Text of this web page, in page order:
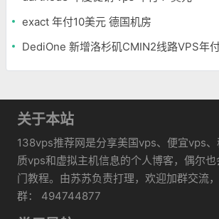
exact 年付10美元 德国机房
关于本站
138vps推荐网是分享美国vps、便宜vps
质vps和虚拟主机信息的个人博客，偶尔
门教程。由苏苏负责打理，欢迎加群交流
群： 494744877